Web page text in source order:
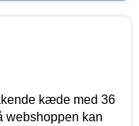
kæde med 36
webshoppen kan